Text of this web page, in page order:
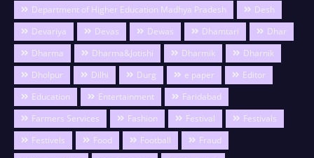
Department of Higher Education Madhya Pradesh
Desh
Devariya
Devas Dewas Dhamtari
Dhar
Dharma
Dharma&Jotishi Dharmik
Dharnik
Dholpur
Dilhi Durg e paper
Editor
Education
Entertainment
Faridabad
Farmers Services
Fashion Festival
Festivals
Festivels
Food Football
Fraud